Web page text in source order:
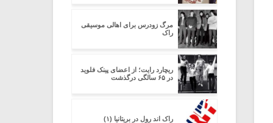
مرگ زودرس برای اهالی موسیقی
راک
ریچارد رایت؛ از اعضای پینک فلوید
در ۶۵ سالگی درگذشت
راک اند رول در بریتانیا (۱)